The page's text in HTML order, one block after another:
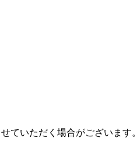
ていただく場合がございます。